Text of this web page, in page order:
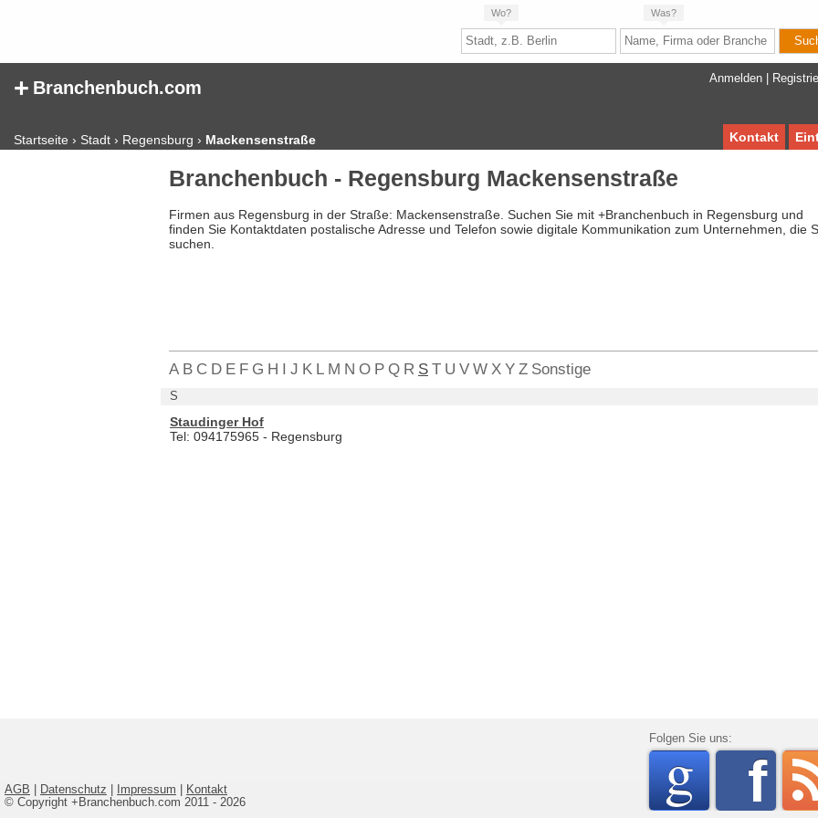
Wo? Was?
Anmelden
+ Branchenbuch.com
Startseite › Stadt › Regensburg › Mackensenstraße Kontakt
Branchenbuch - Regensburg Mackensenstraße
Firmen aus Regensburg in der Straße: Mackensenstraße. Suchen Sie mit +Branchenbuch in Regensburg und
finden Sie Kontaktdaten postalische Adresse und Telefon sowie digitale Kommunikation zum Unternehmen, die
suchen.
A B C D E F G H I J K L M N O P Q R S T U V W X Y Z Sonstige
S
Staudinger Hof
Tel: 094175965 - Regensburg
AGB Datenschutz Impressum
Kontakt
© Copyright +Branchenbuch.com 2011 - 2026
Folgen Sie uns:
rss